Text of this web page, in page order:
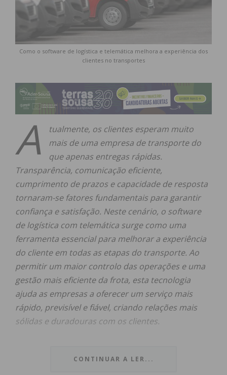
Como o software de logística e telemática melhora a experiência dos
clientes no transportes
A
tualmente, os clientes esperam muito
mais de uma empresa de transporte do
que apenas entregas rápidas.
Transparência, comunicação eficiente,
cumprimento de prazos e capacidade de resposta
tornaram-se fatores fundamentais para garantir
confiança e satisfação. Neste cenário, o software
de logística com telemática surge como uma
ferramenta essencial para melhorar a experiência
do cliente em todas as etapas do transporte. Ao
permitir um maior controlo das operações e uma
gestão mais eficiente da frota, esta tecnologia
ajuda as empresas a oferecer um serviço mais
rápido, previsível e fiável, criando relações mais
sólidas e duradouras com os clientes.
CONTINUAR A LER...